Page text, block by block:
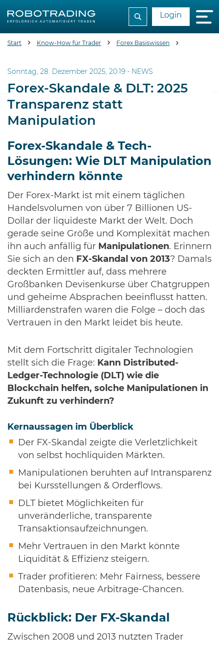
Login
Start Know-How für Trader Forex Basiswissen
Sonntag, 28. Dezember 2025, 20:19 - NEWS
Forex-Skandale & DLT: 2025
Transparenz statt
Manipulation
Forex-Skandale & Tech-
Lösungen: Wie DLT Manipulation
verhindern könnte
Der Forex-Markt ist mit einem täglichen
Handelsvolumen von über 7 Billionen US-
Dollar der liquideste Markt der Welt. Doch
gerade seine Größe und Komplexität machen
ihn auch anfällig für Manipulationen. Erinnern
Sie sich an den FX-Skandal von 2013? Damals
deckten Ermittler auf, dass mehrere
Großbanken Devisenkurse über Chatgruppen
und geheime Absprachen beeinflusst hatten.
Milliardenstrafen waren die Folge – doch das
Vertrauen in den Markt leidet bis heute.
Mit dem Fortschritt digitaler Technologien
stellt sich die Frage: Kann Distributed-
Ledger-Technologie (DLT) wie die
Blockchain helfen, solche Manipulationen in
Zukunft zu verhindern?
Kernaussagen im Überblick
Der FX-Skandal zeigte die Verletzlichkeit
von selbst hochliquiden Märkten.
Manipulationen beruhten auf Intransparenz
bei Kursstellungen & Orderflows.
DLT bietet Möglichkeiten für
unveränderliche, transparente
Transaktionsaufzeichnungen.
Mehr Vertrauen in den Markt könnte
Liquidität & Effizienz steigern.
Trader profitieren: Mehr Fairness, bessere
Datenbasis, neue Arbitrage-Chancen.
Rückblick: Der FX-Skandal
Zwischen 2008 und 2013 nutzten Trader